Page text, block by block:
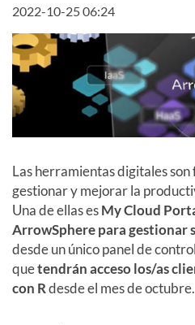
2022-10-25 06:24
Las herramientas digitales
gestionar y mejorar la
Una de ellas esMy Cloud
ArrowSphere para gestionar
desde un único panel de
quetendrán acceso los/as
con Rdesde el mes de octubre.